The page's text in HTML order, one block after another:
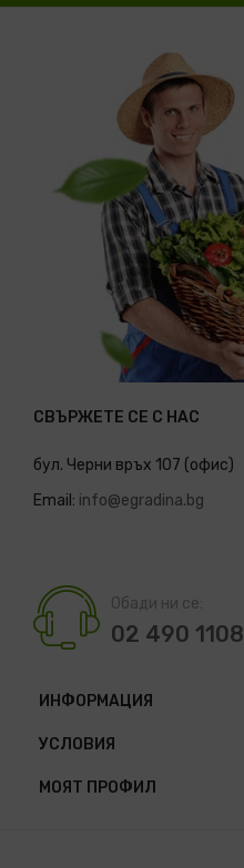
СВЪРЖЕТЕ СЕ С НАС
бул. Черни връх 107 (офис)
Email: info@egradina.bg
Обади ни се:
02 490 1108
ИНФОРМАЦИЯ
УСЛОВИЯ
МОЯТ ПРОФИЛ